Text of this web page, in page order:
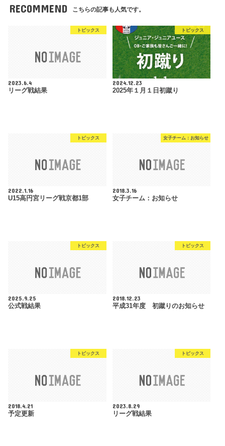
RECOMMEND こちらの記事も人気です。
トピックス
2023.6.4
リーグ戦結果
トピックス
2024.12.23
2025年１月１日初蹴り
トピックス
2022.1.16
U15高円宮リーグ戦京都1部
女子チーム：お知らせ
2018.3.16
女子チーム：お知らせ
トピックス
2025.9.25
公式戦結果
トピックス
2018.12.23
平成31年度 初蹴りのお知らせ
トピックス
2018.4.21
予定更新
トピックス
2023.8.29
リーグ戦結果